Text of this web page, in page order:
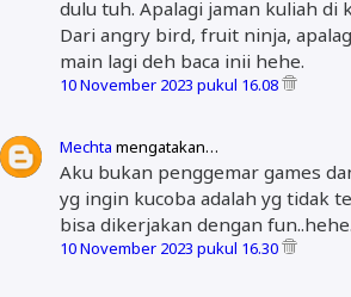
dulu tuh. Apalagi jaman kuliah di
Dari angry bird, fruit ninja,
main lagi deh baca inii hehe.
10 November 2023 pukul 16.08
Mechta mengatakan…
Aku bukan penggemar games
yg ingin kucoba adalah yg tidak
bisa dikerjakan dengan
10 November 2023 pukul 16.30